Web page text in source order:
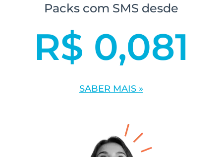
Packs com SMS desde
R$ 0,081
SABER MAIS »